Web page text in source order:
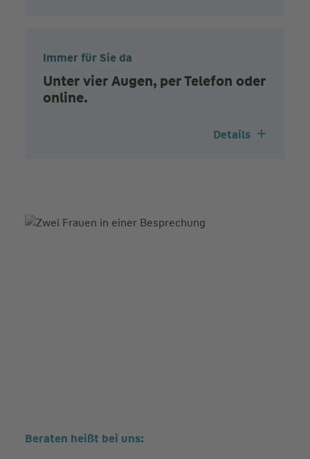
Immer für Sie da
Unter vier Augen, per Telefon oder
online.
Details
Beraten heißt bei uns: